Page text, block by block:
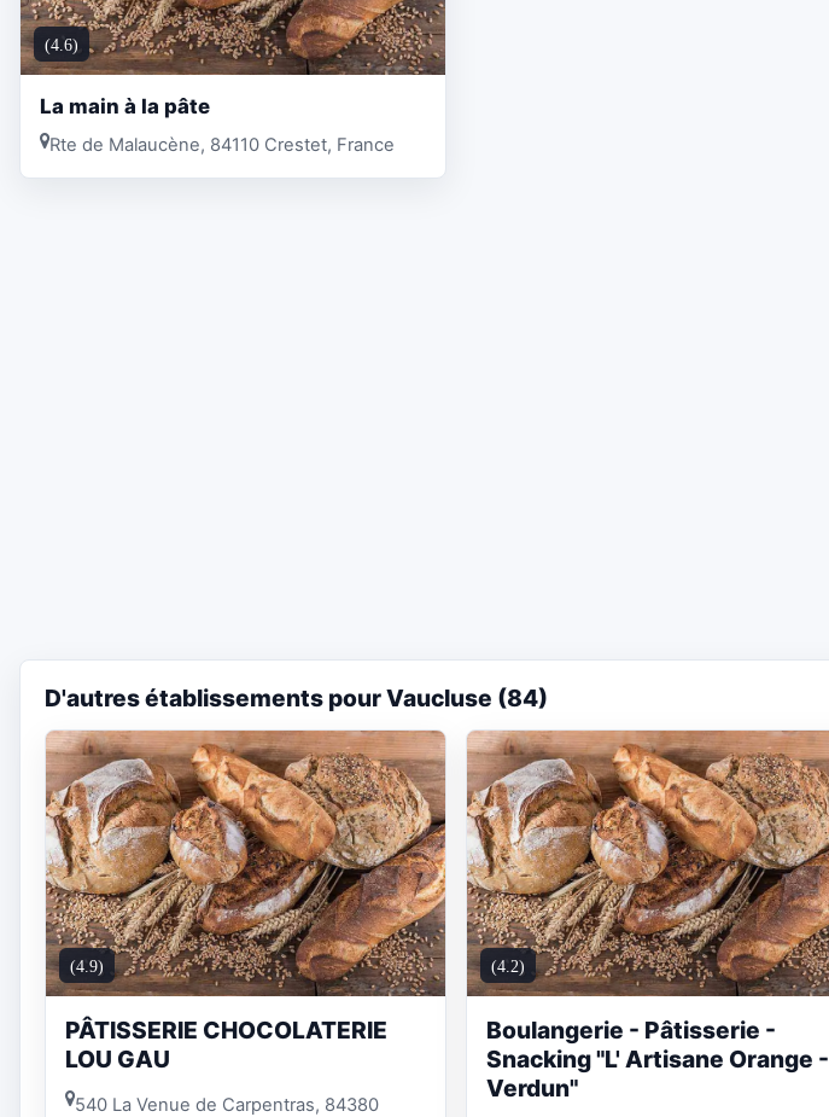
(4.6)
La main à la pâte
Rte de Malaucène, 84110 Crestet, France
D'autres établissements pour Vaucluse (84)
(4.9)
PÂTISSERIE CHOCOLATERIE
LOU GAU
540 La Venue de Carpentras, 84380
(4.2)
Boulangerie - Pâtisserie -
Snacking "L' Artisane Orange -
Verdun"